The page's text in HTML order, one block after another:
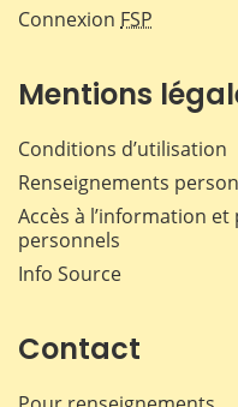
Connexion FSP
Mentions
Conditions d’utilisation
Renseignements
Accès à l’information
personnels
Info Source
Contact